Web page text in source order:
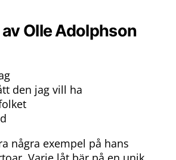
Olle Adolphson
den jag vill ha
några exempel på hans